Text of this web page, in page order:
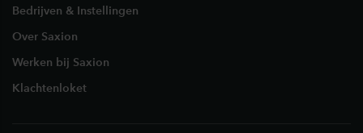
Bedrijven & Instellingen
Over Saxion
Werken bij Saxion
Klachtenloket